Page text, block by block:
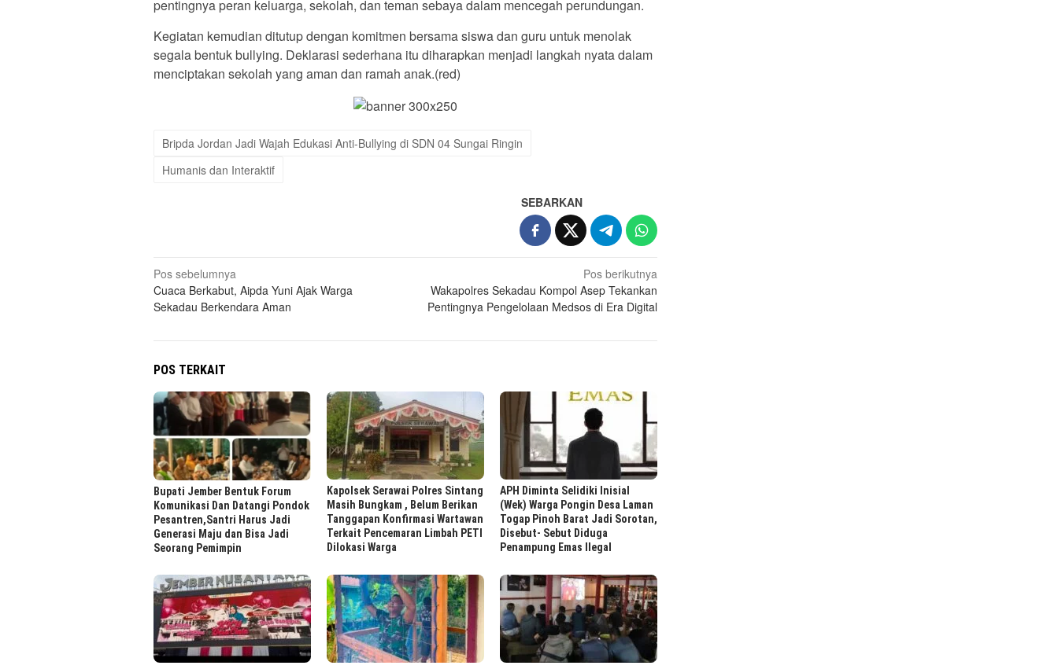
pentingnya peran keluarga, sekolah, dan teman sebaya dalam mencegah perundungan.
Kegiatan kemudian ditutup dengan komitmen bersama siswa dan guru untuk menolak
segala bentuk bullying. Deklarasi sederhana itu diharapkan menjadi langkah nyata dalam
menciptakan sekolah yang aman dan ramah anak.(red)
Bripda Jordan Jadi Wajah Edukasi Anti-Bullying di SDN 04 Sungai Ringin
Humanis dan Interaktif
SEBARKAN
Navigasi
pos
Pos sebelumnya
Cuaca Berkabut, Aipda Yuni Ajak Warga
Sekadau Berkendara Aman
Pos berikutnya
Wakapolres Sekadau Kompol Asep Tekankan
Pentingnya Pengelolaan Medsos di Era Digital
POS TERKAIT
Bupati Jember Bentuk Forum
Komunikasi Dan Datangi Pondok
Pesantren,Santri Harus Jadi
Generasi Maju dan Bisa Jadi
Seorang Pemimpin
Kapolsek Serawai Polres Sintang
Masih Bungkam , Belum Berikan
Tanggapan Konfirmasi Wartawan
Terkait Pencemaran Limbah PETI
Dilokasi Warga
APH Diminta Selidiki Inisial
(Wek) Warga Pongin Desa Laman
Togap Pinoh Barat Jadi Sorotan,
Disebut- Sebut Diduga
Penampung Emas Ilegal